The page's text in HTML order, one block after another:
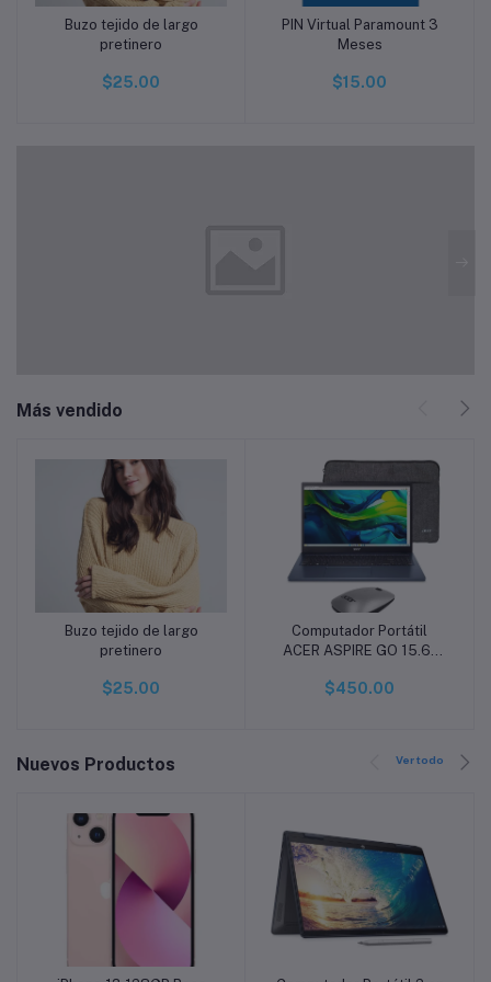
Añadir a la cesta
Buzo tejido de largo
pretinero
$25.00
Añadir a la cesta
PIN Virtual Paramount 3
Meses
$15.00
Más vendido
Añadir a la cesta
Buzo tejido de largo
pretinero
$25.00
Añadir a la cesta
Computador Portátil
ACER ASPIRE GO 15.6"
Core i3 - RAM 16GB -
$450.00
Nuevos Productos Ver todo